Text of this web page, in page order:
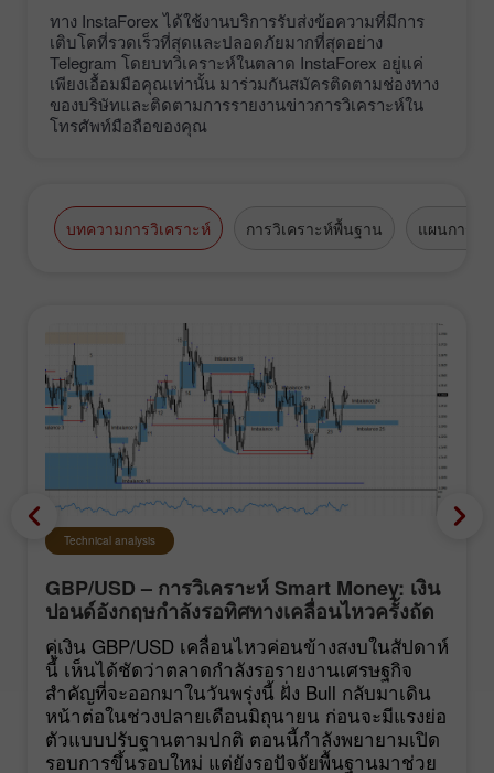
ทาง InstaForex ได้ใช้งานบริการรับส่งข้อความที่มีการ
เติบโตที่รวดเร็วที่สุดและปลอดภัยมากที่สุดอย่าง
Telegram โดยบทวิเคราะห์ในตลาด InstaForex อยู่แค่
เพียงเอื้อมมือคุณเท่านั้น มาร่วมกันสมัครติดตามช่องทาง
ของบริษัทและติดตามการรายงานข่าวการวิเคราะห์ใน
โทรศัพท์มือถือของคุณ
บทความการวิเคราะห์ การวิเคราะห์พื้นฐาน แผนการซื้
Technical analysis
GBP/USD – การวิเคราะห์ Smart Money: เงิน
ปอนด์อังกฤษกำลังรอทิศทางเคลื่อนไหวครั้งถัด
ไปของตลาด
คู่เงิน GBP/USD เคลื่อนไหวค่อนข้างสงบในสัปดาห์
นี้ เห็นได้ชัดว่าตลาดกำลังรอรายงานเศรษฐกิจ
สำคัญที่จะออกมาในวันพรุ่งนี้ ฝั่ง Bull กลับมาเดิน
หน้าต่อในช่วงปลายเดือนมิถุนายน ก่อนจะมีแรงย่อ
ตัวแบบปรับฐานตามปกติ ตอนนี้กำลังพยายามเปิด
รอบการขึ้นรอบใหม่ แต่ยังรอปัจจัยพื้นฐานมาช่วย